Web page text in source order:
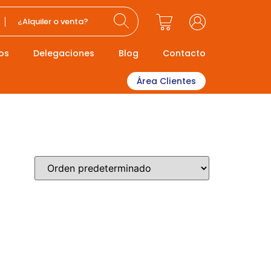
¿Alquiler o venta?
Delegaciones Blog Contacto
Área Clientes